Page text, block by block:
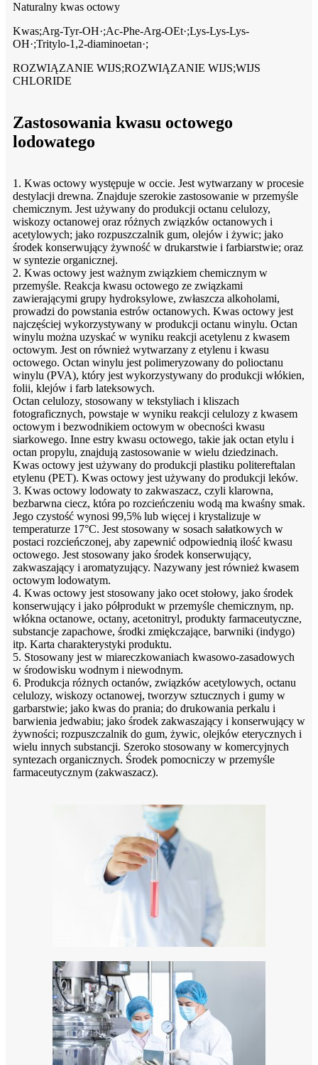
Naturalny kwas octowy
Kwas;Arg-Tyr-OH·;Ac-Phe-Arg-OEt·;Lys-Lys-Lys-
OH·;Tritylo-1,2-diaminoetan·;
ROZWIĄZANIE WIJS;ROZWIĄZANIE WIJS;WIJS
CHLORIDE
Zastosowania kwasu octowego
lodowatego
1. Kwas octowy występuje w occie. Jest wytwarzany w procesie
destylacji drewna. Znajduje szerokie zastosowanie w przemyśle
chemicznym. Jest używany do produkcji octanu celulozy,
wiskozy octanowej oraz różnych związków octanowych i
acetylowych; jako rozpuszczalnik gum, olejów i żywic; jako
środek konserwujący żywność w drukarstwie i farbiarstwie; oraz
w syntezie organicznej.
2. Kwas octowy jest ważnym związkiem chemicznym w
przemyśle. Reakcja kwasu octowego ze związkami
zawierającymi grupy hydroksylowe, zwłaszcza alkoholami,
prowadzi do powstania estrów octanowych. Kwas octowy jest
najczęściej wykorzystywany w produkcji octanu winylu. Octan
winylu można uzyskać w wyniku reakcji acetylenu z kwasem
octowym. Jest on również wytwarzany z etylenu i kwasu
octowego. Octan winylu jest polimeryzowany do polioctanu
winylu (PVA), który jest wykorzystywany do produkcji włókien,
folii, klejów i farb lateksowych.
Octan celulozy, stosowany w tekstyliach i kliszach
fotograficznych, powstaje w wyniku reakcji celulozy z kwasem
octowym i bezwodnikiem octowym w obecności kwasu
siarkowego. Inne estry kwasu octowego, takie jak octan etylu i
octan propylu, znajdują zastosowanie w wielu dziedzinach.
Kwas octowy jest używany do produkcji plastiku politereftalan
etylenu (PET). Kwas octowy jest używany do produkcji leków.
3. Kwas octowy lodowaty to zakwaszacz, czyli klarowna,
bezbarwna ciecz, która po rozcieńczeniu wodą ma kwaśny smak.
Jego czystość wynosi 99,5% lub więcej i krystalizuje w
temperaturze 17°C. Jest stosowany w sosach sałatkowych w
postaci rozcieńczonej, aby zapewnić odpowiednią ilość kwasu
octowego. Jest stosowany jako środek konserwujący,
zakwaszający i aromatyzujący. Nazywany jest również kwasem
octowym lodowatym.
4. Kwas octowy jest stosowany jako ocet stołowy, jako środek
konserwujący i jako półprodukt w przemyśle chemicznym, np.
włókna octanowe, octany, acetonitryl, produkty farmaceutyczne,
substancje zapachowe, środki zmiękczające, barwniki (indygo)
itp. Karta charakterystyki produktu.
5. Stosowany jest w miareczkowaniach kwasowo-zasadowych
w środowisku wodnym i niewodnym.
6. Produkcja różnych octanów, związków acetylowych, octanu
celulozy, wiskozy octanowej, tworzyw sztucznych i gumy w
garbarstwie; jako kwas do prania; do drukowania perkalu i
barwienia jedwabiu; jako środek zakwaszający i konserwujący w
żywności; rozpuszczalnik do gum, żywic, olejków eterycznych i
wielu innych substancji. Szeroko stosowany w komercyjnych
syntezach organicznych. Środek pomocniczy w przemyśle
farmaceutycznym (zakwaszacz).